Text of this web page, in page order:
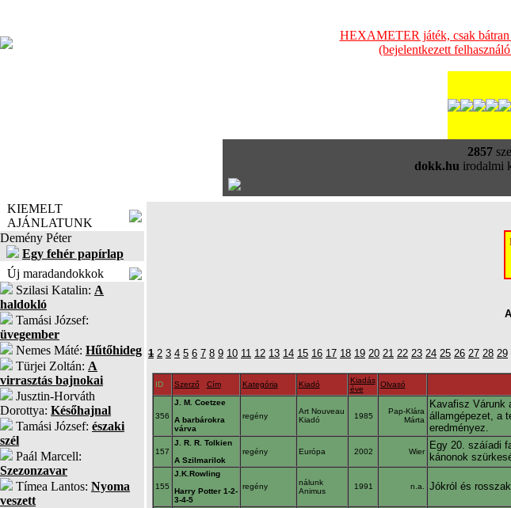
HEXAMETER játék, csak bátran
(bejelentkezett
2857
dokk.hu irodalmi
KIEMELT
AJÁNLATUNK
Demény Péter
Egy fehér papírlap
Új maradandokkok
Szilasi Katalin: A
haldokló
Tamási József:
üvegember
Nemes Máté: Hűtőhideg
Türjei Zoltán: A
virrasztás bajnokai
Jusztin-Horváth
Dorottya: Későhajnal
Tamási József: északi
szél
Paál Marcell:
Szezonzavar
Tímea Lantos: Nyoma
veszett
1 2 3 4 5 6 7 8 9 10 11 12 13 14 15 16 17 18 19 20 21 22 23 24 25 26 27 28 29
ID Szerző Cím Kategória Kiadó
Kiadás
éve
Olvasó
356
J. M. Coetzee
A barbárokra
várva
regény
Art Nouveau
Kiadó
1985
Pap-Klára
Márta
Kavafisz Várunk
államgépezet, a
eredményez.
157
J. R. R. Tolkien
A Szilmarilok
regény Európa 2002 Wier
Egy 20. száíadi
kánonok
155
J.K.Rowling
Harry Potter 1-2-
3-4-5
regény
nálunk
Animus
1991 n.a. Jókról és